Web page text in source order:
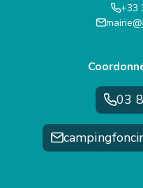
+33
03